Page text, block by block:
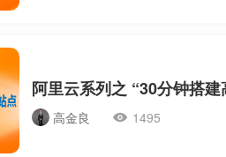
高金良 1495